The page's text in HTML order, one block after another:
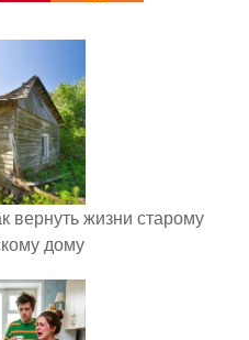
вернуть жизни старому
дому